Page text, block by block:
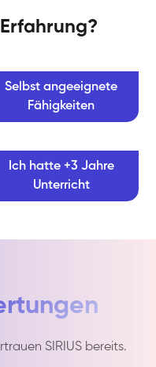
Selbst angeeignete
Fähigkeiten
Ich hatte +3 Jahre
Unterricht
SIRIUS bereits.